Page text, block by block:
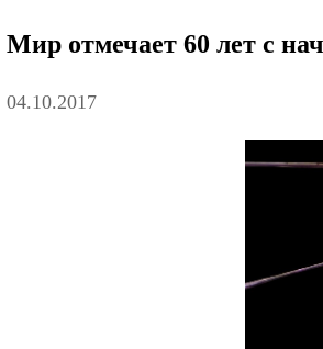
Мир отмечает 60 лет с
04.10.2017